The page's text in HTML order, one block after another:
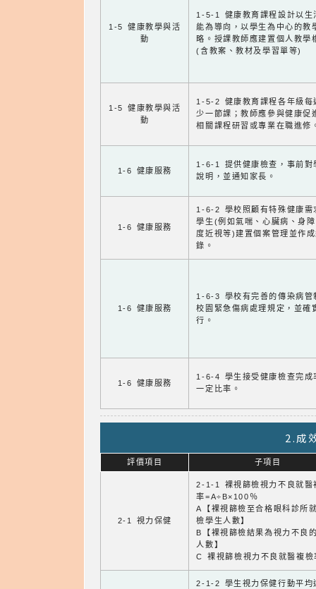
1-5 健康教學與活
動
1-5-1 健康教育課程設計以生
能為導向，以學生為中心的教
略。授課教師應建置個人教學
(含教案、教材及學習單等)
1-5 健康教學與活
動
1-5-2 健康教育課程各年級每
少一節課；教師應參與健康促
相關課程研習或專業在職進修
1-6 健康服務
1-6-1 提供健康檢查，事前對
說明，並通知家長。
1-6 健康服務
1-6-2 學校照顧有特殊健康需
學生(例如氣喘、心臟病、身
度近視等)建置個案管理並作
錄。
1-6 健康服務
1-6-3 學校有完善的傳染病管
校園緊急傷病處理規定，並確
行。
1-6 健康服務
1-6-4 學生接受健康檢查完成
一定比率。
2.成
評價項目 子項目
2-1 視力保健
2-1-1 裸視篩檢視力不良就醫
率=A÷B×100％
A【裸視篩檢至合格眼科診所
檢學生人數】
B【裸視篩檢結果為視力不良
人數】
C 裸視篩檢視力不良就醫複檢
2-1-2 學生視力保健行動平均